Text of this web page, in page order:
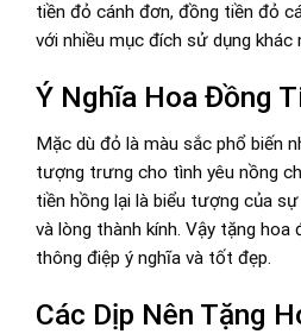
tiền đỏ cánh đơn, đồng tiền đỏ
với nhiều mục đích sử dụng khác
Ý Nghĩa Hoa Đồng
Mặc dù đỏ là màu sắc phổ biến
tượng trưng cho tình yêu nồng
tiền hồng lại là biểu tượng của
và lòng thành kính. Vậy tặng
thông điệp ý nghĩa và tốt đẹp.
Các Dịp Nên Tặng